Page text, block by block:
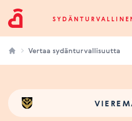
Sydänturvallinen Suomi
Vertaa sydänturvallisuutta